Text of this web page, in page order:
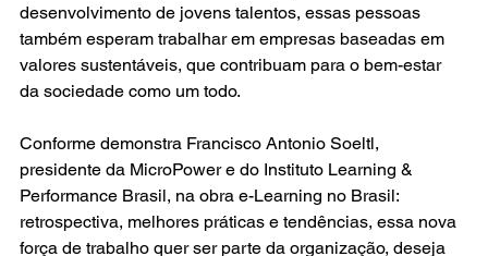
desenvolvimento de jovens talentos, essas pessoas
também esperam trabalhar em empresas baseadas em
valores sustentáveis, que contribuam para o bem-estar
da sociedade como um todo.
Conforme demonstra Francisco Antonio Soeltl,
presidente da MicroPower e do Instituto Learning &
Performance Brasil, na obra e-Learning no Brasil:
retrospectiva, melhores práticas e tendências, essa nova
força de trabalho quer ser parte da organização, deseja